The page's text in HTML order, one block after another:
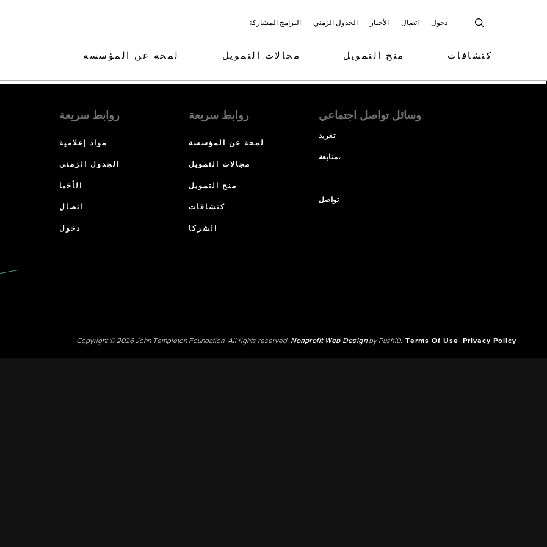
البرامج المشاركة الجدول الزمني الأخبار اتصال دخول
لمحة عن المؤسسة مجالات التمويل منح التمويل كتشافات
روابط سريعة
مواد إعلامية
الجدول الزمني
الأخبا
اتصال
دخول
روابط سريعة
لمحة عن المؤسسة
مجالات التمويل
منح التمويل
كتشافات
الشركا
وسائل تواصل اجتماعي
تغريد
متابعة،
تواصل
Copyright © 2026 John Templeton Foundation. All rights reserved. Nonprofit Web Designby Push10. Terms Of Use Privacy Policy